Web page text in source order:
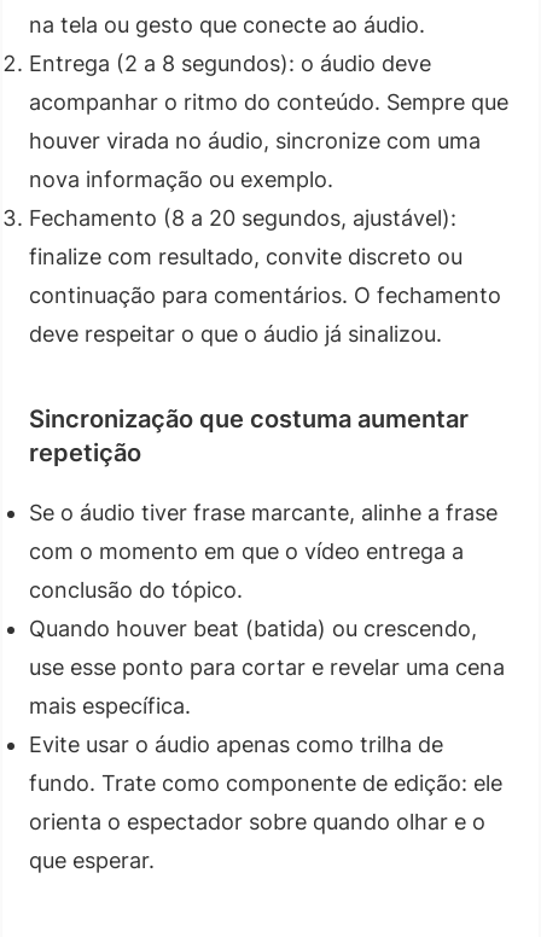
na tela ou gesto que conecte ao áudio.
Entrega (2 a 8 segundos): o áudio deve
acompanhar o ritmo do conteúdo. Sempre que
houver virada no áudio, sincronize com uma
nova informação ou exemplo.
Fechamento (8 a 20 segundos, ajustável):
finalize com resultado, convite discreto ou
continuação para comentários. O fechamento
deve respeitar o que o áudio já sinalizou.
Sincronização que costuma aumentar
repetição
Se o áudio tiver frase marcante, alinhe a frase
com o momento em que o vídeo entrega a
conclusão do tópico.
Quando houver beat (batida) ou crescendo,
use esse ponto para cortar e revelar uma cena
mais específica.
Evite usar o áudio apenas como trilha de
fundo. Trate como componente de edição: ele
orienta o espectador sobre quando olhar e o
que esperar.